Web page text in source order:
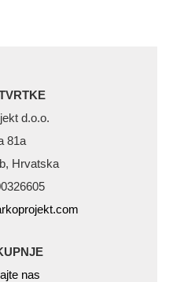
d.o.o.
81a
Hrvatska
nas